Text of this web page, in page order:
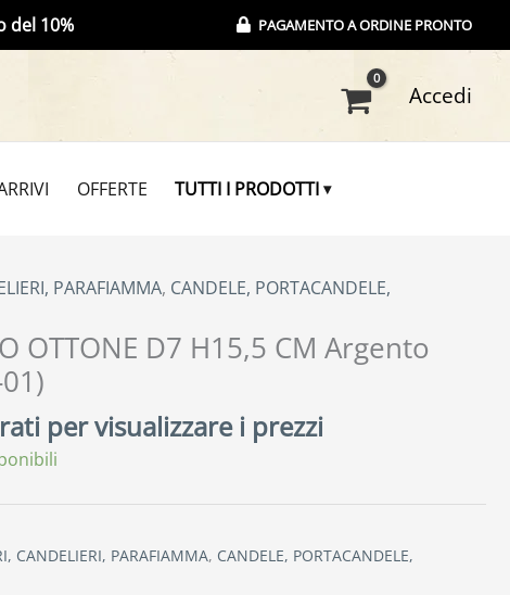
del 10% PAGAMENTO A ORDINE PRONTO
Accedi
OFFERTE TUTTI I PRODOTTI
PARAFIAMMA, CANDELE, PORTACANDELE,
OTTONE D7 H15,5 CM Argento
per visualizzare i prezzi
CANDELIERI, PARAFIAMMA, CANDELE, PORTACANDELE,